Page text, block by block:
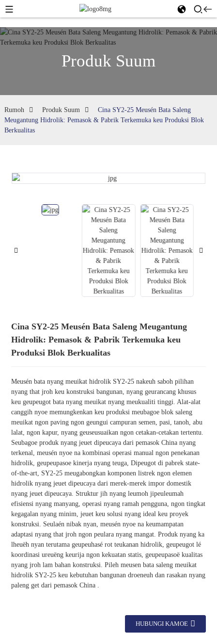
Produk Suum
Rumoh Produk Suum
Cina SY2-25 Meusén Bata Saleng
Meugantung Hidrolik: Pemasok & Pabrik Terkemuka keu Produksi Blok
Berkualitas
Cina SY2-25 Meusén Bata Saleng Meugantung
Hidrolik: Pemasok & Pabrik Terkemuka keu
Produksi Blok Berkualitas
Meusén bata nyang meuikat hidrolik SY2-25 nakeuh saboh pilihan
nyang that jroh keu konstruksi bangunan, nyang geurancang khusus
keu geupeugot bata nyang meuikat nyang meukualiti tinggi. Alat-alat
canggih nyoe memungkenkan keu produksi meubagoe blok saleng
meuikat ngon paving ngon geungui campuran semen, pasi, tanoh, abu
lalat, ngon kapur, nyang geuseusuaikan ngon cetakan-cetakan tertentu.
Seubagoe produk nyang jeuet dipeucaya dari pemasok China nyang
terkenal, meusén nyoe na kombinasi operasi manual ngon penekanan
hidrolik, geupeupasoe kinerja nyang teuga, Dipeugot di pabrek state-
of-the-art, SY2-25 meugabongkan komponen listrek ngon elemen
hidrolik nyang jeuet dipeucaya dari merek-merek impor domestik
nyang jeuet dipeucaya. Struktur jih nyang leumoh jipeuleumah
efisiensi nyang manyang, operasi nyang ramah pengguna, ngon tingkat
kegagalan nyang minim, jeuet keu solusi nyang ideal keu proyek
konstruksi. Seulaén nibak nyan, meusén nyoe na keumampatan
adaptasi nyang that jroh ngon peulara nyang mangat. Produk nyang ka
lheuëh nyan terutama geupeuhasé rot teukanan hidrolik, geupeugot lé
koordinasi ureuëng keurija ngon kekuatan statis, geupeupasoë kualitas
nyang jroh lam bahan konstruksi. Pileh meusen bata saleng meuikat
hidrolik SY2-25 keu kebutuhan bangunan droeneuh dan rasakan nyang
paleng get dari pemasok China .
HUBUNGI KAMOE